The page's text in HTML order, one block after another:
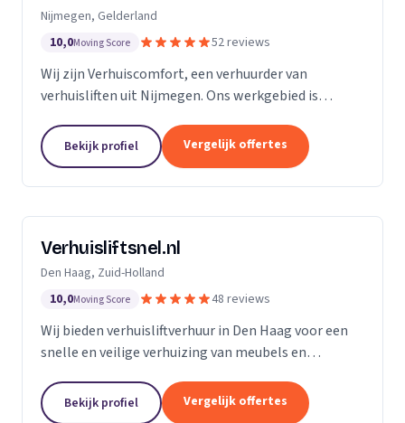
Nijmegen, Gelderland
10,0Moving Score 52 reviews
Wij zijn Verhuiscomfort, een verhuurder van
verhuisliften uit Nijmegen. Ons werkgebied is
Bekijk profiel Vergelijk offertes
Verhuisliftsnel.nl
Den Haag, Zuid-Holland
10,0Moving Score 48 reviews
Wij bieden verhuisliftverhuur in Den Haag voor een
snelle en veilige verhuizing van meubels en
Bekijk profiel Vergelijk offertes